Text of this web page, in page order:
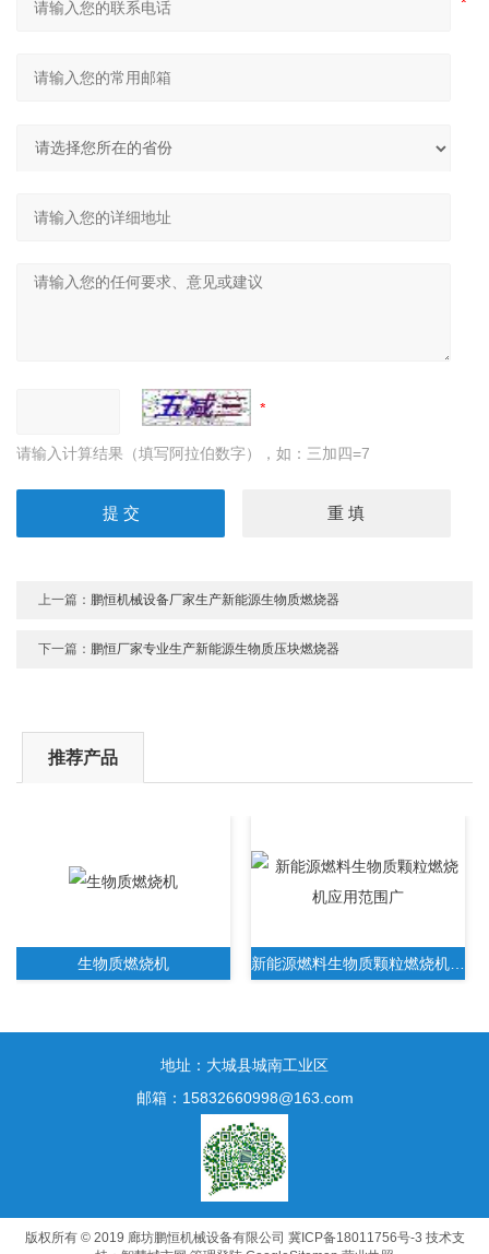
请输入计算结果（填写阿拉伯数字），如：三加四=7
上一篇： 鹏恒机械设备厂家生产新能源生物质燃烧器
下一篇： 鹏恒厂家专业生产新能源生物质压块燃烧器
推荐产品
生物质燃烧机 新能源燃料生物质颗粒燃烧机应用范围广
新一代生物质木屑颗粒燃烧机无需人工操作
地址：大城县城南工业区
邮箱：15832660998@163.com
版权所有 © 2019 廊坊鹏恒机械设备有限公司 冀ICP备18011756号-3 技术支